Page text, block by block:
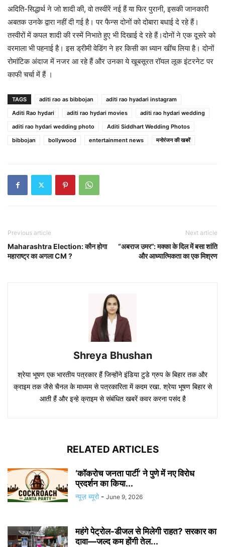
अदिति-सिद्धार्थ ने जो शादी की, वो तस्वीरें नई हैं या फिर पुरानी, इसकी जानकारी
अबतक उनके द्वारा नहीं दी गई है। पर फैन्स दोनों को दोबारा बधाई दे रहे हैं।
तस्वीरों में कपल शादी की रस्में निभाते हुए भी दिखाई दे रहे हैं।दोनों ने एक दूसरे को
वरमाला भी पहनाई है। इस ड्रीमी वेडिंग ने हर किसी का ध्यान खींच लिया है। दोनों
रोमांटिक अंदाज में नजर आ रहे हैं और उनका ये खूबसूरत रॉयल लूक इंटरनेट पर
काफी चर्चा में हैं ।
TAGS aditi rao as bibbojan
aditi rao hyadari instagram
Aditi Rao hydari
aditi rao hydari movies
aditi rao hydari wedding
aditi rao hydari wedding photo
Aditi Siddhart Wedding Photos
bibbojan
bollywood entertainment news मनोरंजन की खबरें
Previous article
Maharashtra Election: कौन होगा
महाराष्ट्र का अगला CM ?
Next article
“अबराज उमर”: मक्का के दिल में बसा शांति
और आध्यात्मिकता का एक मिश्रण
Shreya Bhushan
श्रेया भूषण एक भारतीय पत्रकार हैं जिन्होंने इंडिया टुडे ग्रुप के बिहार तक और
क्राइम तक जैसे चैनल के माध्यम से पत्रकारिता में कदम रखा. श्रेया भूषण बिहार से
आती हैं और इन्हे क्राइम से संबंधित खबरें कवर करना पसंद है
RELATED ARTICLES
‘कॉकरोच जनता पार्टी’ ने पुणे में नए विरोध
प्रदर्शन का किया...
न्यूज़ ब्यूरो - June 9, 2026
महंगे पेट्रोल-डीजल से मिलेगी राहत? सरकार का
दावा—जल्द कम होंगी तेल...